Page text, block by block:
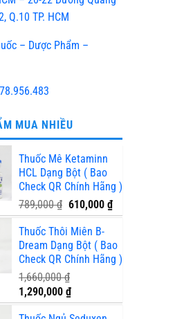
Q.10 TP. HCM
– Dược Phẩm –
MUA NHIỀU
Thuốc Mê Ketaminn
HCL Dạng Bột ( Bao
Check QR Chính Hãng )
789,000₫ Giá
gốc
là:
789,000 ₫.
610,000 ₫Giá
hiện
là:
610,000 ₫.
Thuốc Thôi Miên B-
Dream Dạng Bột ( Bao
Check QR Chính Hãng )
1,660,000₫
Giá
gốc
1,290,000 ₫Giá
hiện